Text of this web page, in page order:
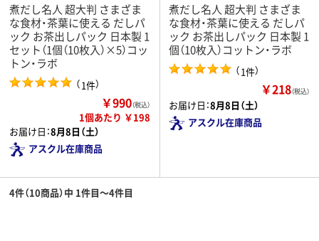
煮だし名人 超大判 さまざま
な食材・茶葉に使える だしパ
ック お茶出しパック 日本製 1
セット（1個（10枚入）×5）コッ
トン・ラボ
（1件）
￥990（税込）
1個あたり ￥198
お届け日：8月8日（土）
アスクル在庫商品
煮だし名人 超大判 さまざま
な食材・茶葉に使える だしパ
ック お茶出しパック 日本製 1
個（10枚入）コットン・ラボ
（1件）
￥218（税込）
お届け日：8月8日（土）
アスクル在庫商品
4件（10商品）中 1件目～4件目